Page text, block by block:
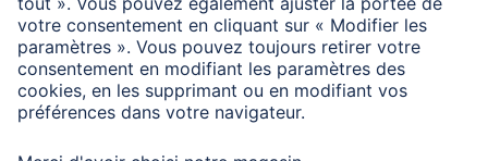
Sécurité
Classe de protection 7